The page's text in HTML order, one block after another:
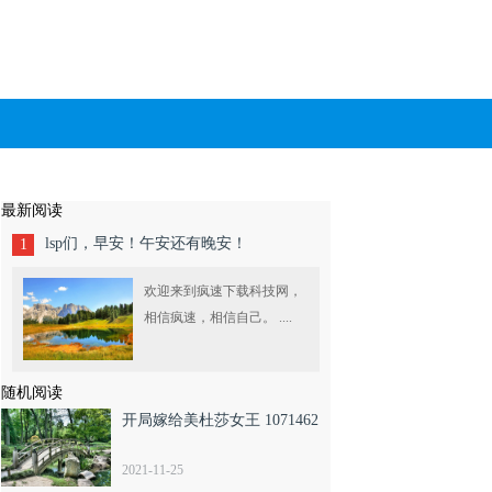
最新阅读
1 lsp们，早安！午安还有晚安！
欢迎来到疯速下载科技网，
相信疯速，相信自己。 ....
随机阅读
开局嫁给美杜莎女王 1071462
2021-11-25